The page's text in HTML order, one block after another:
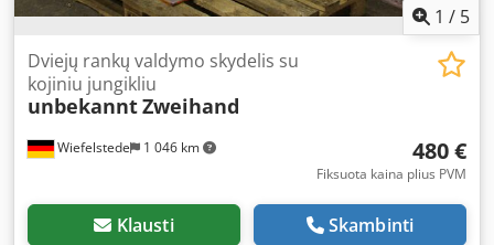
1 / 5
Wiefelstede 1 046 km
Dviejų rankų valdymo skydelis su
kojiniu jungikliu
unbekanntZweihand
480 €
Fiksuota kaina plius PVM
Klausti Skambinti